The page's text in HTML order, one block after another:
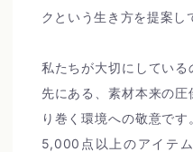
クという生き方を提案し
私たちが大切にしてい
先にある、素材本来の
り巻く環境への敬意で
5,000点以上のアイテ